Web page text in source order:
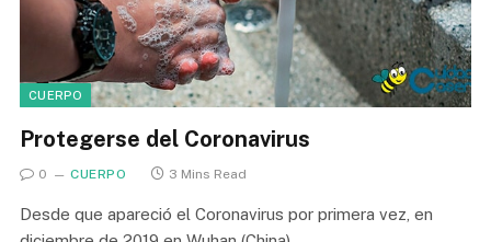
CUERPO
Protegerse del Coronavirus
0 CUERPO 3 Mins Read
Desde que apareció el Coronavirus por primera vez, en